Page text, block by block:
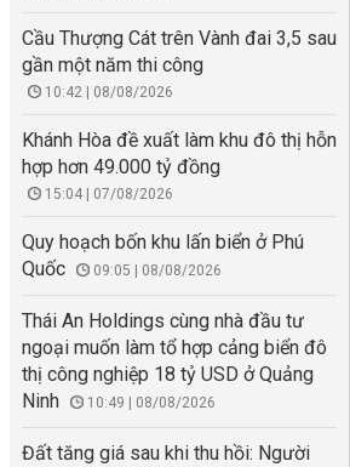
Cầu Thượng Cát trên Vành đai 3,5 sau
gần một năm thi công
10:42 | 08/08/2026
Khánh Hòa đề xuất làm khu đô thị hỗn
hợp hơn 49.000 tỷ đồng
15:04 | 07/08/2026
Quy hoạch bốn khu lấn biển ở Phú
Quốc
09:05 | 08/08/2026
Thái An Holdings cùng nhà đầu tư
ngoại muốn làm tổ hợp cảng biển đô
thị công nghiệp 18 tỷ USD ở Quảng
Ninh
10:49 | 08/08/2026
Đất tăng giá sau khi thu hồi: Người